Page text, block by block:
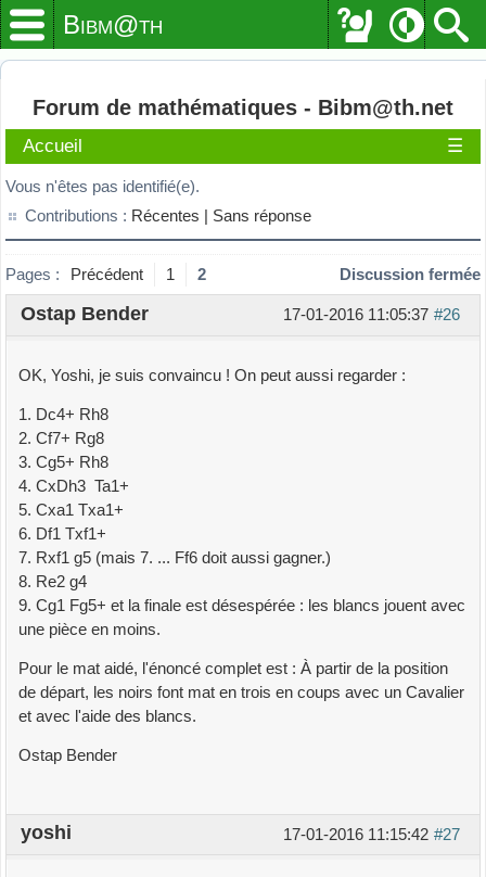
Bibm@th
Forum de mathématiques - Bibm@th.net
Accueil ☰
Vous n'êtes pas identifié(e).
Contributions : Récentes | Sans réponse
Pages : Précédent 1 2 Discussion fermée
#26
17-01-2016 11:05:37
Ostap Bender
OK, Yoshi, je suis convaincu ! On peut aussi regarder :
1. Dc4+ Rh8
2. Cf7+ Rg8
3. Cg5+ Rh8
4. CxDh3 Ta1+
5. Cxa1 Txa1+
6. Df1 Txf1+
7. Rxf1 g5 (mais 7. ... Ff6 doit aussi gagner.)
8. Re2 g4
9. Cg1 Fg5+ et la finale est désespérée : les blancs jouent avec
une pièce en moins.
Pour le mat aidé, l'énoncé complet est : À partir de la position
de départ, les noirs font mat en trois en coups avec un Cavalier
et avec l'aide des blancs.
Ostap Bender
#27
17-01-2016 11:15:42
yoshi